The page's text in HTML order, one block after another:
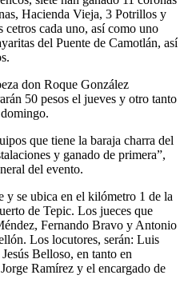
Hacienda Vieja, 3 Potrillos y
cada uno, así como uno
del Puente de Camotlán, así
don Roque González
50 pesos el jueves y otro tanto
que tiene la baraja charra del
y ganado de primera”,
del evento.
y se ubica en el kilómetro 1 de la
de Tepic. Los jueces que
Fernando Bravo y Antonio
Los locutores, serán: Luis
Belloso, en tanto en
Ramírez y el encargado de